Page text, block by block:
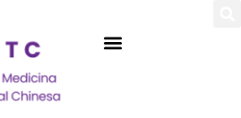
Assinar
Login